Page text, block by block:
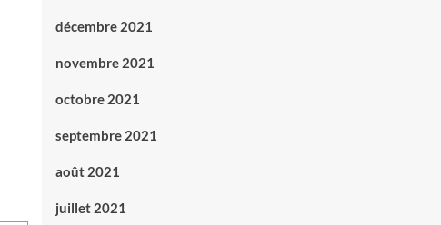
décembre 2021
novembre 2021
octobre 2021
septembre 2021
août 2021
juillet 2021